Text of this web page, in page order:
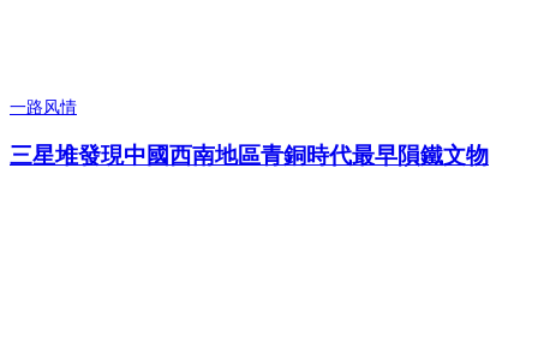
一路风情
三星堆發現中國西南地區青銅時代最早隕鐵文物